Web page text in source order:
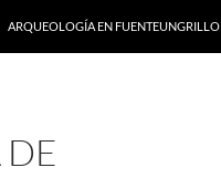
ARQUEOLOGÍA EN FUENTEUNGRILLO